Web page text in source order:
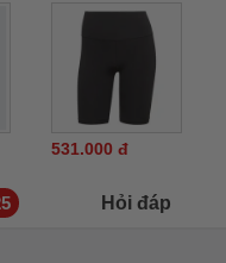
531.000 đ
Hỏi đáp